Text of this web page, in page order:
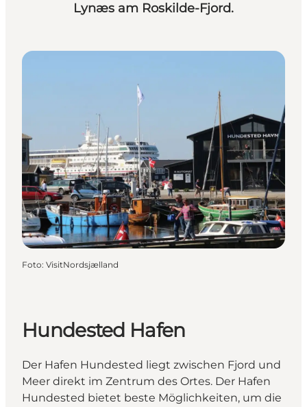
Lynæs am Roskilde-Fjord.
Foto: VisitNordsjælland
Hundested Hafen
Der Hafen Hundested liegt zwischen Fjord und
Meer direkt im Zentrum des Ortes. Der Hafen
Hundested bietet beste Möglichkeiten, um die